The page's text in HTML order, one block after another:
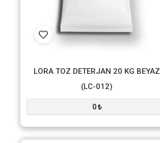
LORA TOZ DETERJAN 20 KG BEYAZ
(LC-012)
0 ₺